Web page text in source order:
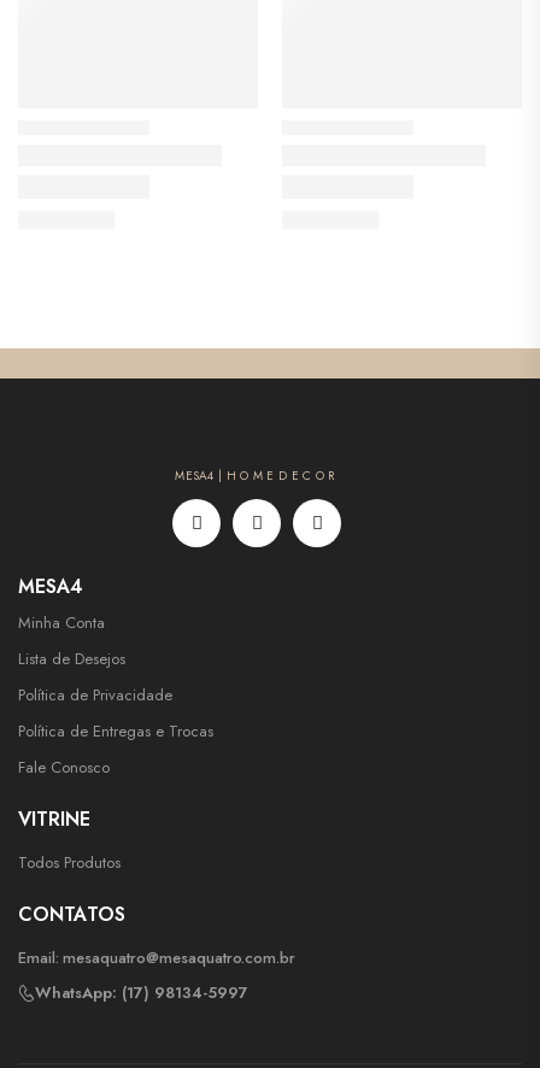
MESA4 | H O M E D E C O R
MESA4
Minha Conta
Lista de Desejos
Política de Privacidade
Política de Entregas e Trocas
Fale Conosco
VITRINE
Todos Produtos
CONTATOS
Email: mesaquatro@mesaquatro.com.br
WhatsApp: (17) 98134-5997